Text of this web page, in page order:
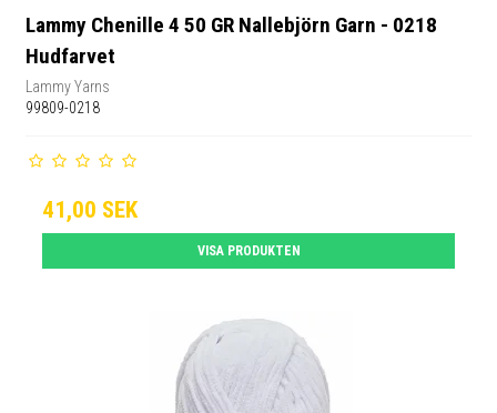
Lammy Chenille 4 50 GR Nallebjörn Garn - 0218
Hudfarvet
Lammy Yarns
99809-0218
41,00 SEK
VISA PRODUKTEN